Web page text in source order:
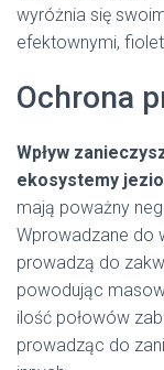
wyróżnia się
efektownymi,
Ochrona
Wpływ
ekosystemy
mają poważny
Wprowadzane do
prowadzą do
powodując
ilość połowów
prowadząc do